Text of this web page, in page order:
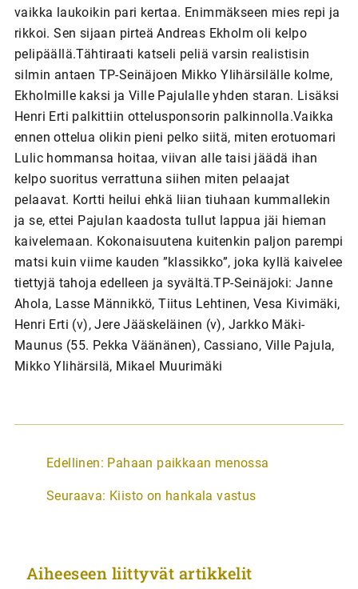
vaikka laukoikin pari kertaa. Enimmäkseen mies repi ja
rikkoi. Sen sijaan pirteä Andreas Ekholm oli kelpo
pelipäällä.Tähtiraati katseli peliä varsin realistisin
silmin antaen TP-Seinäjoen Mikko Ylihärsilälle kolme,
Ekholmille kaksi ja Ville Pajulalle yhden staran. Lisäksi
Henri Erti palkittiin ottelusponsorin palkinnolla.Vaikka
ennen ottelua olikin pieni pelko siitä, miten erotuomari
Lulic hommansa hoitaa, viivan alle taisi jäädä ihan
kelpo suoritus verrattuna siihen miten pelaajat
pelaavat. Kortti heilui ehkä liian tiuhaan kummallekin
ja se, ettei Pajulan kaadosta tullut lappua jäi hieman
kaivelemaan. Kokonaisuutena kuitenkin paljon parempi
matsi kuin viime kauden ”klassikko”, joka kyllä kaivelee
tiettyjä tahoja edelleen ja syvältä.TP-Seinäjoki: Janne
Ahola, Lasse Männikkö, Tiitus Lehtinen, Vesa Kivimäki,
Henri Erti (v), Jere Jääskeläinen (v), Jarkko Mäki-
Maunus (55. Pekka Väänänen), Cassiano, Ville Pajula,
Mikko Ylihärsilä, Mikael Muurimäki
A
t
k
Edellinen: Pahaan paikkaan menossa
Seuraava: Kiisto on hankala vastus
Aiheeseen liittyvät artikkelit